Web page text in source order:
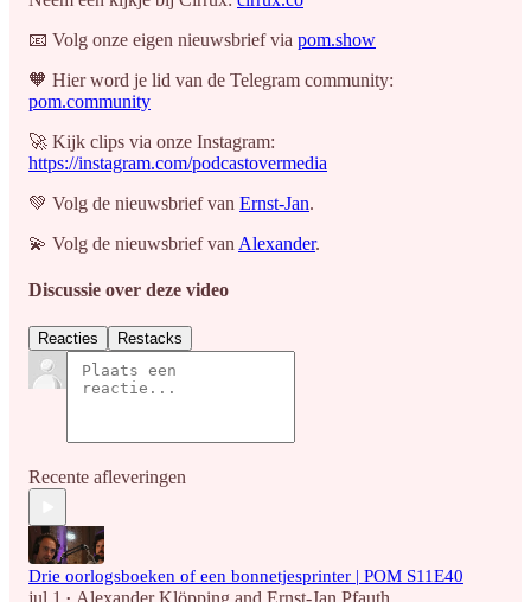
📧 Volg onze eigen nieuwsbrief via pom.show
🧡 Hier word je lid van de Telegram community:
pom.community
🚀 Kijk clips via onze Instagram:
https://instagram.com/podcastovermedia
💚 Volg de nieuwsbrief van Ernst-Jan.
💫 Volg de nieuwsbrief van Alexander.
Discussie over deze video
Reacties Restacks
Recente afleveringen
Drie oorlogsboeken of een bonnetjesprinter | POM S11E40